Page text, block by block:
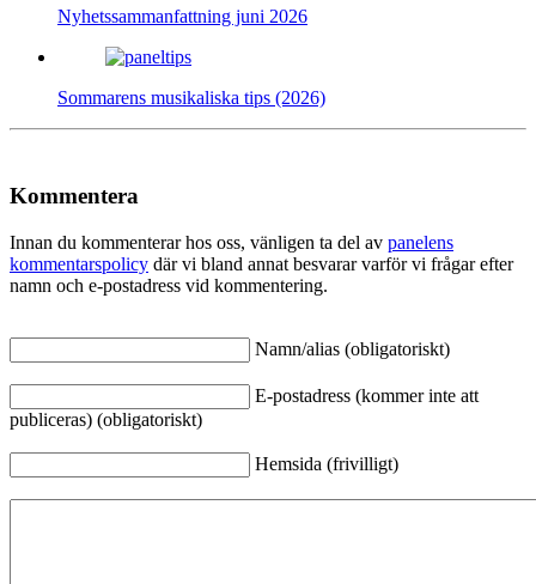
Nyhetssammanfattning juni 2026
Sommarens musikaliska tips (2026)
Kommentera
Innan du kommenterar hos oss, vänligen ta del av panelens
kommentarspolicy där vi bland annat besvarar varför vi frågar efter
namn och e-postadress vid kommentering.
Namn/alias (obligatoriskt)
E-postadress (kommer inte att
publiceras) (obligatoriskt)
Hemsida (frivilligt)